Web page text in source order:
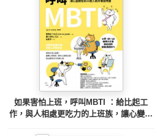
如果害怕上班，呼叫MBTI ：給比起工
作，與人相處更吃力的上班族，讓心變輕